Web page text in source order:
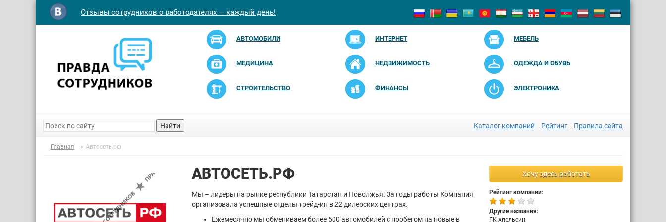
Отзывы сотрудников о работодателях — каждый день!
АВТОМОБИЛИ ИНТЕРНЕТ МЕБЕЛЬ
МЕДИЦИНА НЕДВИЖИМОСТЬ ОДЕЖДА И ОБУВЬ
СТРОИТЕЛЬСТВО ФИНАНСЫ ЭЛЕКТРОНИКА
Найти Каталог компаний Рейтинг Правила сайта
Главная Автосеть.рф
Хочу здесь работать
Рейтинг компании:
Другие названия:
ГК Апельсин
АВТОСЕТЬ.РФ
Мы – лидеры на рынке республики Татарстан и Поволжья. За годы работы Компания
организовала успешные отделы трейд-ин в 22 дилерских центрах.
Ежемесячно мы обмениваем более 500 автомобилей с пробегом на новые в